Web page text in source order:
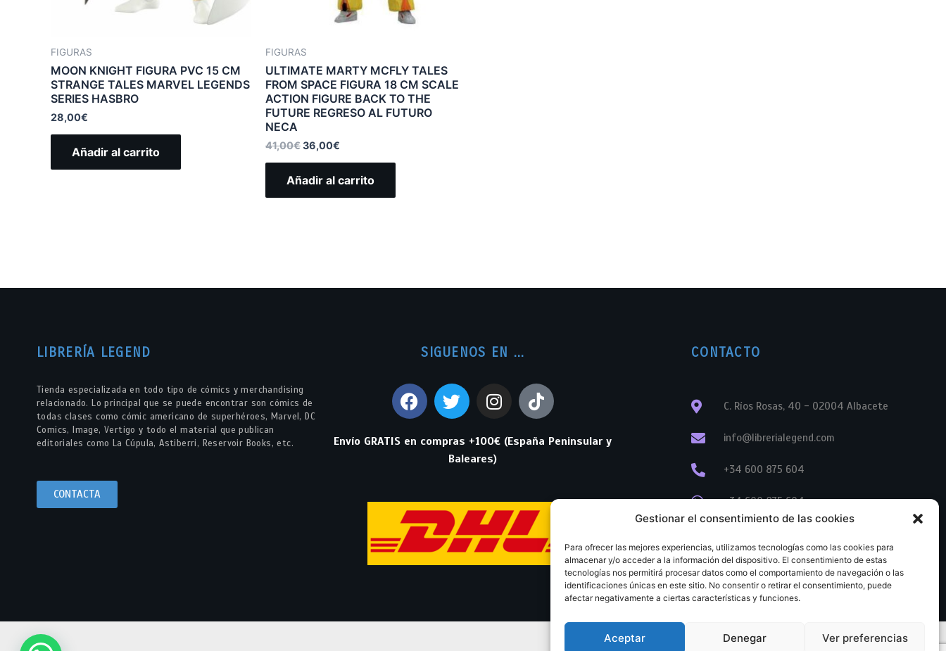
Gestionar el consentimiento de las cookies
Para ofrecer las mejores experiencias, utilizamos tecnologías como las cookies para
almacenar y/o acceder a la información del dispositivo. El consentimiento de estas
tecnologías nos permitirá procesar datos como el comportamiento de navegación o las
identificaciones únicas en este sitio. No consentir o retirar el consentimiento, puede
afectar negativamente a ciertas características y funciones.
Aceptar Denegar Ver preferencias
FIGURAS
MOON KNIGHT FIGURA PVC 15 CM
STRANGE TALES MARVEL LEGENDS
SERIES HASBRO
28,00€
Añadir al carrito
FIGURAS
ULTIMATE MARTY MCFLY TALES
FROM SPACE FIGURA 18 CM SCALE
ACTION FIGURE BACK TO THE
FUTURE REGRESO AL FUTURO
NECA
41,00€36,00€
Añadir al carrito
LIBRERÍA LEGEND
Tienda especializada en todo tipo de cómics y merchandising
relacionado. Lo principal que se puede encontrar son cómics de
todas clases como cómic americano de superhéroes, Marvel, DC
Comics, Image, Vertigo y todo el material que publican
editoriales como La Cúpula, Astiberri, Reservoir Books, etc.
CONTACTA
SIGUENOS EN ...
Envío GRATIS en compras +100€ (España Peninsular y
Baleares)
CONTACTO
C. Ríos Rosas, 40 - 02004 Albacete
info@librerialegend.com
+34 600 875 604
+34 600 875 604